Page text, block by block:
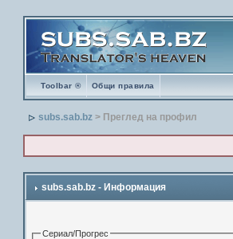
Toolbar ® Общи правила
subs.sab.bz > Преглед на профил
subs.sab.bz - Информация
Сериал/Прогрес